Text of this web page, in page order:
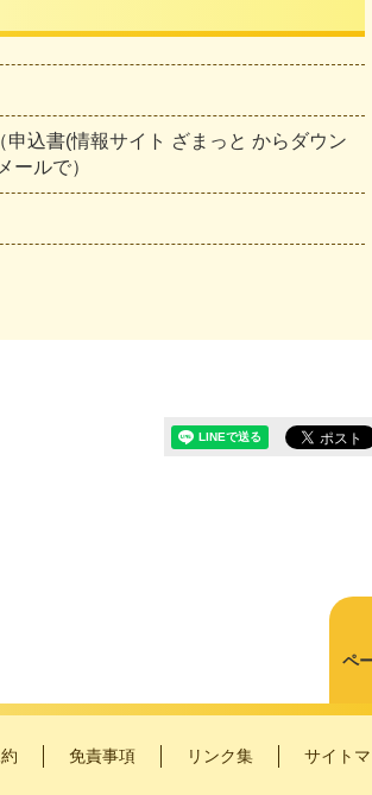
込書(情報サイト ざまっと からダウン
ールで）
ペ
免責事項 リンク集 サイト